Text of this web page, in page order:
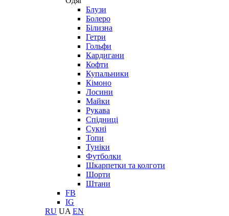
Блузи
Болеро
Білизна
Гетри
Гольфи
Кардигани
Кофти
Купальники
Кімоно
Лосини
Майки
Рукава
Спідниці
Сукні
Топи
Туніки
Футболки
Шкарпетки та колготи
Шорти
Штани
FB
IG
RU UA EN